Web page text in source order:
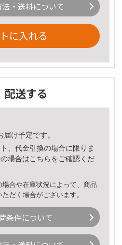
・送料について
に入れる
配送する
届け予定です。
、代金引換の場合に限りま
場合はこちら をご確認くだ
合や在庫状況によって、商品
だく場合がございます。
条件について